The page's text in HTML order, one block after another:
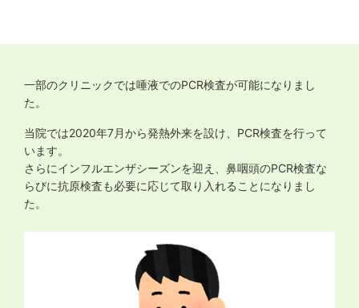
一部のクリニックでは唾液でのPCR検査が可能になりまし
た。
当院では2020年7月から発熱外来を設け、PCR検査を行って
います。
さらにインフルエンザシーズンを迎え、鼻咽頭のPCR検査な
らびに抗原検査も必要に応じて取り入れることになりまし
た。